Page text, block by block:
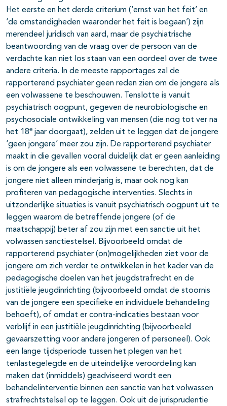
Het eerste en het derde criterium (‘ernst van het feit’ en
‘de omstandigheden waaronder het feit is begaan’) zijn
merendeel juridisch van aard, maar de psychiatrische
beantwoording van de vraag over de persoon van de
verdachte kan niet los staan van een oordeel over de twee
andere criteria. In de meeste rapportages zal de
rapporterend psychiater geen reden zien om de jongere als
een volwassene te beschouwen. Tenslotte is vanuit
psychiatrisch oogpunt, gegeven de neurobiologische en
psychosociale ontwikkeling van mensen (die nog tot ver na
het 18e jaar doorgaat), zelden uit te leggen dat de jongere
‘geen jongere’ meer zou zijn. De rapporterend psychiater
maakt in die gevallen vooral duidelijk dat er geen aanleiding
is om de jongere als een volwassene te berechten, dat de
jongere niet alleen minderjarig is, maar ook nog kan
profiteren van pedagogische interventies. Slechts in
uitzonderlijke situaties is vanuit psychiatrisch oogpunt uit te
leggen waarom de betreffende jongere (of de
maatschappij) beter af zou zijn met een sanctie uit het
volwassen sanctiestelsel. Bijvoorbeeld omdat de
rapporterend psychiater (on)mogelijkheden ziet voor de
jongere om zich verder te ontwikkelen in het kader van de
pedagogische doelen van het jeugdstrafrecht en de
justitiële jeugdinrichting (bijvoorbeeld omdat de stoornis
van de jongere een specifieke en individuele behandeling
behoeft), of omdat er contra-indicaties bestaan voor
verblijf in een justitiële jeugdinrichting (bijvoorbeeld
gevaarszetting voor andere jongeren of personeel). Ook
een lange tijdsperiode tussen het plegen van het
tenlastegelegde en de uiteindelijke veroordeling kan
maken dat (inmiddels) geadviseerd wordt een
behandelinterventie binnen een sanctie van het volwassen
strafrechtstelsel op te leggen. Ook uit de jurisprudentie